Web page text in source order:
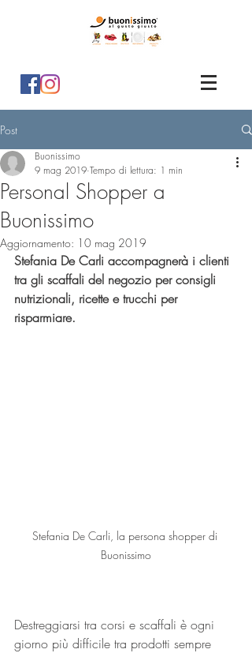
Post
Personal Shopper a
Buonissimo
Buonissimo
9 mag 2019 Tempo di lettura: 1 min
Aggiornamento: 10 mag 2019
Stefania De Carli accompagnerà i clienti
tra gli scaffali del negozio per consigli
nutrizionali, ricette e trucchi per
risparmiare.
Stefania De Carli, la persona shopper di
Buonissimo
Destreggiarsi tra corsi e scaffali è ogni
giorno più difficile tra prodotti sempre